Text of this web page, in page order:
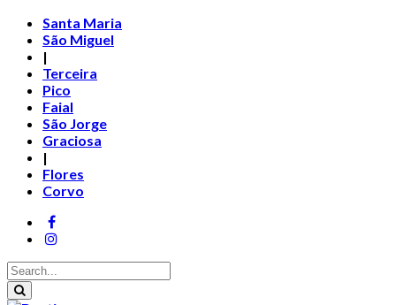
Santa Maria
São Miguel
|
Terceira
Pico
Faial
São Jorge
Graciosa
|
Flores
Corvo